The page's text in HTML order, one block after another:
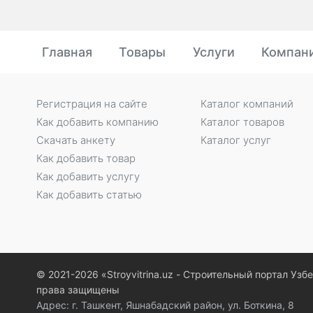
Главная Товары Услуги
Регистрация на сайте
Как добавить компанию
Скачать анкету
Как добавить товар
Как добавить услугу
Как добавить статью
Каталог компаний
Каталог товаров
Каталог услуг
© 2021-2026 «Stroyvitrina.uz - Строительный портал
права защищены
Адрес: г. Ташкент, Яшнабадский район, ул. Боткина, 8